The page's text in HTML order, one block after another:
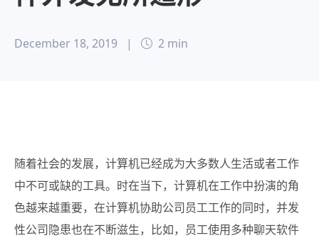
December 18, 2019 | 2 min
随着社会的发展，计算机已经成为大多数人生活或者工作
中不可或缺的工具。 时在当下，计算机在工作中扮演的角
色越来越重要，在计算机协助公司员工工作的同时，并发
性公司隐患也在不断滋生，比如，员工使用多种聊天软件